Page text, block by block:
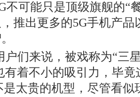
不可能只是顶级旗舰的“
推出更多的5G手机产品
户们来说，被戏称为“三
有着不小的吸引力，毕
是太贵的机型，尽管看似